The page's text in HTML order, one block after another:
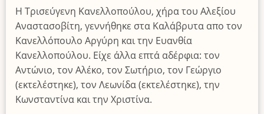
Η Τρισεύγενη Κανελλοπούλου, χήρα του Αλεξίου
Αναστασοβίτη, γεννήθηκε στα Καλάβρυτα απο τον
Κανελλόπουλο Αργύρη και την Ευανθία
Κανελλοπούλου. Είχε άλλα επτά αδέρφια: τον
Αντώνιο, τον Αλέκο, τον Σωτήριο, τον Γεώργιο
(εκτελέστηκε), τον Λεωνίδα (εκτελέστηκε), την
Κωνσταντίνα και την Χριστίνα.